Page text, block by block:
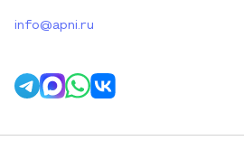
info@apni.ru